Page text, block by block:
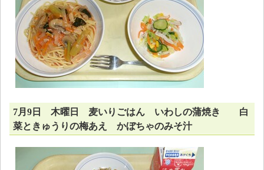
7月9日 木曜日 麦いりごはん いわしの蒲焼き 白
菜ときゅうりの梅あえ かぼちゃのみそ汁